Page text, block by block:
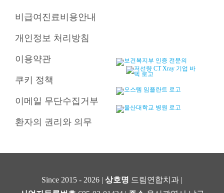
비급여진료비용안내
개인정보 처리방침
이용약관
쿠키 정책
이메일 무단수집거부
환자의 권리와 의무
Since 2015 - 2026 | 상호명 드림연합치과 |